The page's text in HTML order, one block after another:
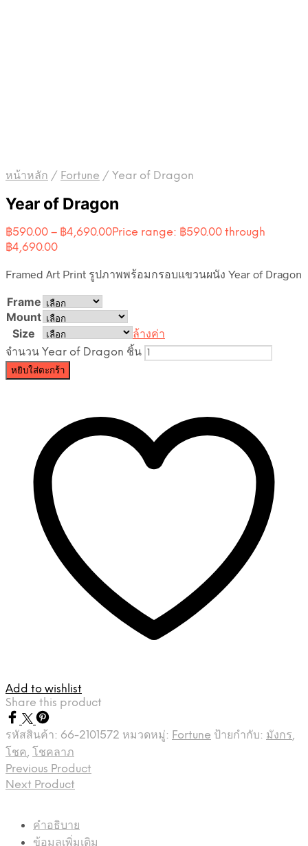
หน้าหลัก / Fortune / Year of Dragon
Year of Dragon
฿590.00 – ฿4,690.00Price range: ฿590.00 through
฿4,690.00
Framed Art Print รูปภาพพร้อมกรอบแขวนผนัง Year of Dragon
Frame
Mount
Size
ล้างค่า
จำนวน Year of Dragon ชิ้น
หยิบใส่ตะกร้า
Add to wishlist
Share this product
รหัสสินค้า: 66-2101572 หมวดหมู่: Fortune ป้ายกำกับ: มังกร,
โชค, โชคลาภ
Previous Product
Next Product
คำอธิบาย
ข้อมูลเพิ่มเติม